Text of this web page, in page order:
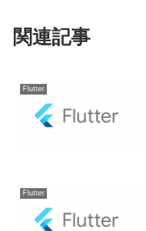
関連記事
Flutter
Flutter